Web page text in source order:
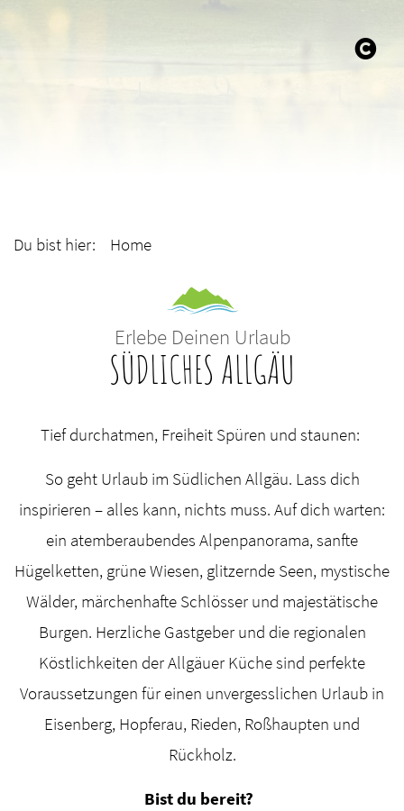
Du bist hier: Home
Erlebe Deinen Urlaub
SÜDLICHES ALLGÄU
Tief durchatmen, Freiheit Spüren und staunen:
So geht Urlaub im Südlichen Allgäu. Lass dich
inspirieren – alles kann, nichts muss. Auf dich warten:
ein atemberaubendes Alpenpanorama, sanfte
Hügelketten, grüne Wiesen, glitzernde Seen, mystische
Wälder, märchenhafte Schlösser und majestätische
Burgen. Herzliche Gastgeber und die regionalen
Köstlichkeiten der Allgäuer Küche sind perfekte
Voraussetzungen für einen unvergesslichen Urlaub in
Eisenberg, Hopferau, Rieden, Roßhaupten und
Rückholz.
Bist du bereit?